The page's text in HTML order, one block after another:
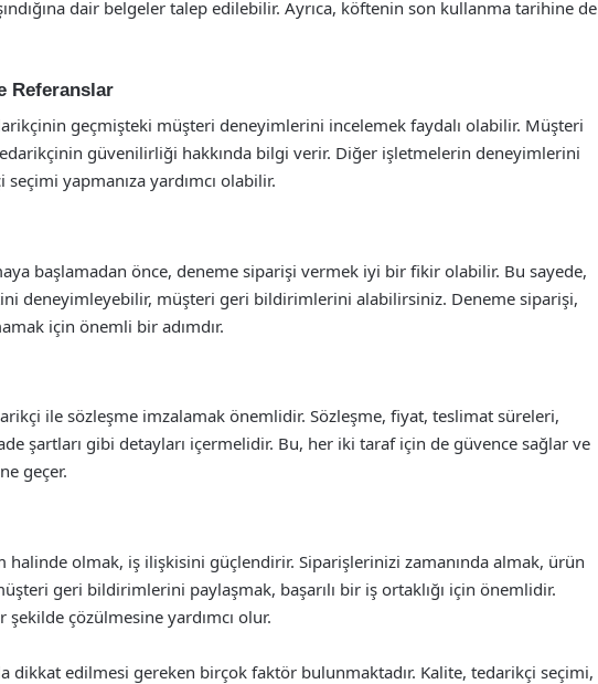
dair belgeler talep edilebilir. Ayrıca, köftenin son kullanma tarihine de
Referanslar
geçmişteki müşteri deneyimlerini incelemek faydalı olabilir. Müşteri
güvenilirliği hakkında bilgi verir. Diğer işletmelerin deneyimlerini
yapmanıza yardımcı olabilir.
başlamadan önce, deneme siparişi vermek iyi bir fikir olabilir. Bu sayede,
deneyimleyebilir, müşteri geri bildirimlerini alabilirsiniz. Deneme siparişi,
için önemli bir adımdır.
ile sözleşme imzalamak önemlidir. Sözleşme, fiyat, teslimat süreleri,
şartları gibi detayları içermelidir. Bu, her iki taraf için de güvence sağlar ve
geçer.
halinde olmak, iş ilişkisini güçlendirir. Siparişlerinizi zamanında almak, ürün
geri bildirimlerini paylaşmak, başarılı bir iş ortaklığı için önemlidir.
şekilde çözülmesine yardımcı olur.
dikkat edilmesi gereken birçok faktör bulunmaktadır. Kalite, tedarikçi seçimi,